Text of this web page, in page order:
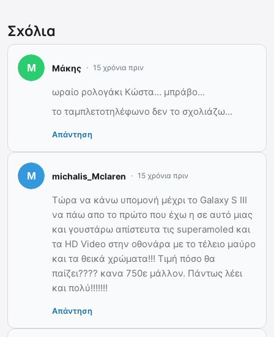
Σχόλια
Μάκης 15 χρόνια πριν
ωραίο ρολογάκι Κώστα… μπράβο…
το ταμπλετοτηλέφωνο δεν το σχολιάζω…
Απάντηση
michalis_Mclaren 15 χρόνια πριν
Τώρα να κάνω υπομονή μέχρι το Galaxy S III
να πάω απο το πρώτο που έχω η σε αυτό μιας
και γουστάρω απίστευτα τις superamoled και
τα HD Video στην οθονάρα με το τέλειο μαύρο
και τα θεικά χρώματα!!! Τιμή πόσο θα
παίζει???? κανα 750ε μάλλον. Πάντως λέει
και πολύ!!!!!!!
Απάντηση